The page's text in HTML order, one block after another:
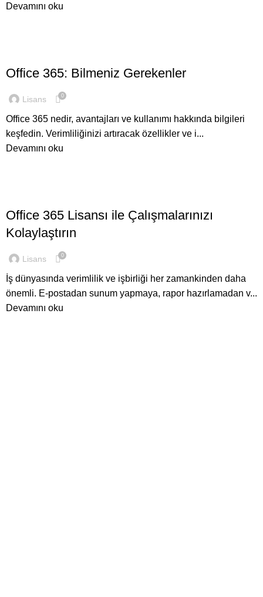
Devamını oku
Office 365: Bilmeniz Gerekenler
Lisans 0
Office 365 nedir, avantajları ve kullanımı hakkında bilgileri
keşfedin. Verimliliğinizi artıracak özellikler ve i...
Devamını oku
Office 365 Lisansı ile Çalışmalarınızı
Kolaylaştırın
Lisans 0
İş dünyasında verimlilik ve işbirliği her zamankinden daha
önemli. E-postadan sunum yapmaya, rapor hazırlamadan v...
Devamını oku